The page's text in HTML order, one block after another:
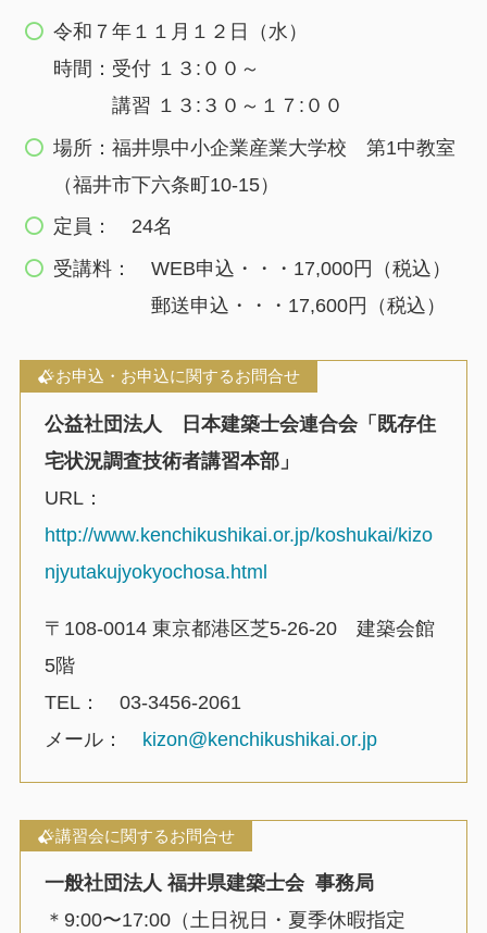
令和７年１１月１２日（水）
時間：受付 １３:００～
講習 １３:３０～１７:００
場所：福井県中小企業産業大学校 第1中教室
（福井市下六条町10-15）
定員： 24名
受講料： WEB申込・・・17,000円（税込）
郵送申込・・・17,600円（税込）
お申込・お申込に関するお問合せ
公益社団法人 日本建築士会連合会「既存住
宅状況調査技術者講習本部」
URL：
http://www.kenchikushikai.or.jp/koshukai/kizo
njyutakujyokyochosa.html
〒108-0014 東京都港区芝5-26-20 建築会館
5階
TEL： 03-3456-2061
メール： kizon@kenchikushikai.or.jp
講習会に関するお問合せ
一般社団法人 福井県建築士会 事務局
＊9:00〜17:00（土日祝日・夏季休暇指定